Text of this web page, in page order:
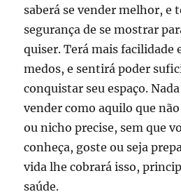
saberá se vender melhor, e
segurança de se mostrar
quiser. Terá mais facilidade
medos, e sentirá poder
conquistar seu espaço.
vender como aquilo que
ou nicho precise, sem que
conheça, goste ou seja
vida lhe cobrará isso,
saúde.